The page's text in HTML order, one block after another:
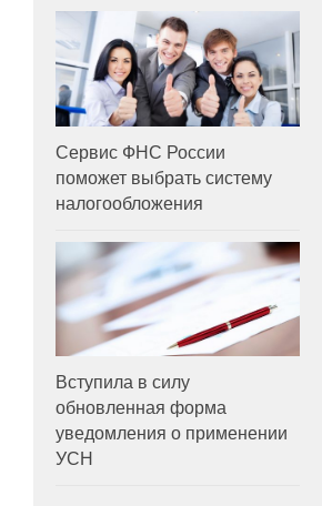
Сервис ФНС России
поможет выбрать систему
налогообложения
Вступила в силу
обновленная форма
уведомления о применении
УСН